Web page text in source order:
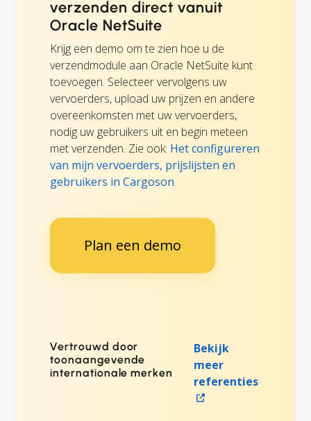
verzenden direct vanuit
Oracle NetSuite
Krijg een demo om te zien hoe u de
verzendmodule aan Oracle NetSuite kunt
toevoegen. Selecteer vervolgens uw
vervoerders, upload uw prijzen en andere
overeenkomsten met uw vervoerders,
nodig uw gebruikers uit en begin meteen
met verzenden. Zie ook: Het configureren
van mijn vervoerders, prijslijsten en
gebruikers in Cargoson.
Plan een demo
Vertrouwd door
toonaangevende
internationale merken
Bekijk
meer
referenties